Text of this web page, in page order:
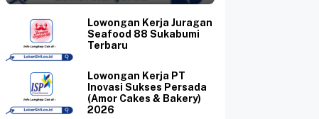
Lowongan Kerja Juragan
Seafood 88 Sukabumi
Terbaru
Lowongan Kerja PT
Inovasi Sukses Persada
(Amor Cakes & Bakery)
2026